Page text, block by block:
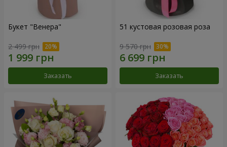
Букет "Венера"
2 499 грн
Заказать
51 кустовая розовая роза
9 570 грн
Заказать